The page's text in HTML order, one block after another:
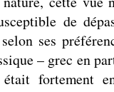
de
ses
– grec en
fortement